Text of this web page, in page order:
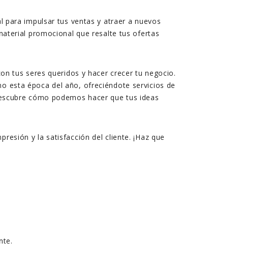
impulsar tus ventas y atraer a nuevos
promocional que resalte tus ofertas
tus seres queridos y hacer crecer tu negocio.
esta época del año, ofreciéndote servicios de
cómo podemos hacer que tus ideas
y la satisfacción del cliente. ¡Haz que